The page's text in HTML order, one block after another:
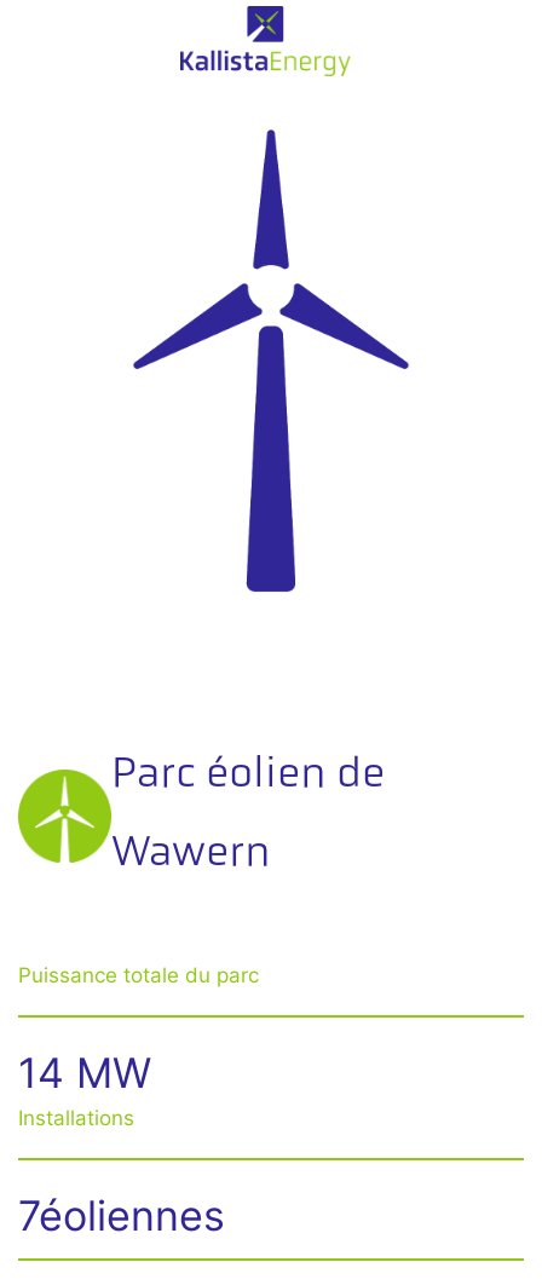
Parc éolien de
Wawern
Puissance totale du parc
14 MW
Installations
7éoliennes